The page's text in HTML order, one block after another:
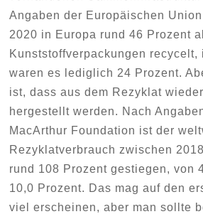
Angaben der Europäischen
2020 in Europa rund 46 Prozent
Kunststoffverpackungen recycelt,
waren es lediglich 24 Prozent.
ist, dass aus dem Rezyklat
hergestellt werden. Nach
MacArthur Foundation ist der
Rezyklatverbrauch zwischen
rund 108 Prozent gestiegen, von
10,0 Prozent. Das mag auf den
viel erscheinen, aber man sollte